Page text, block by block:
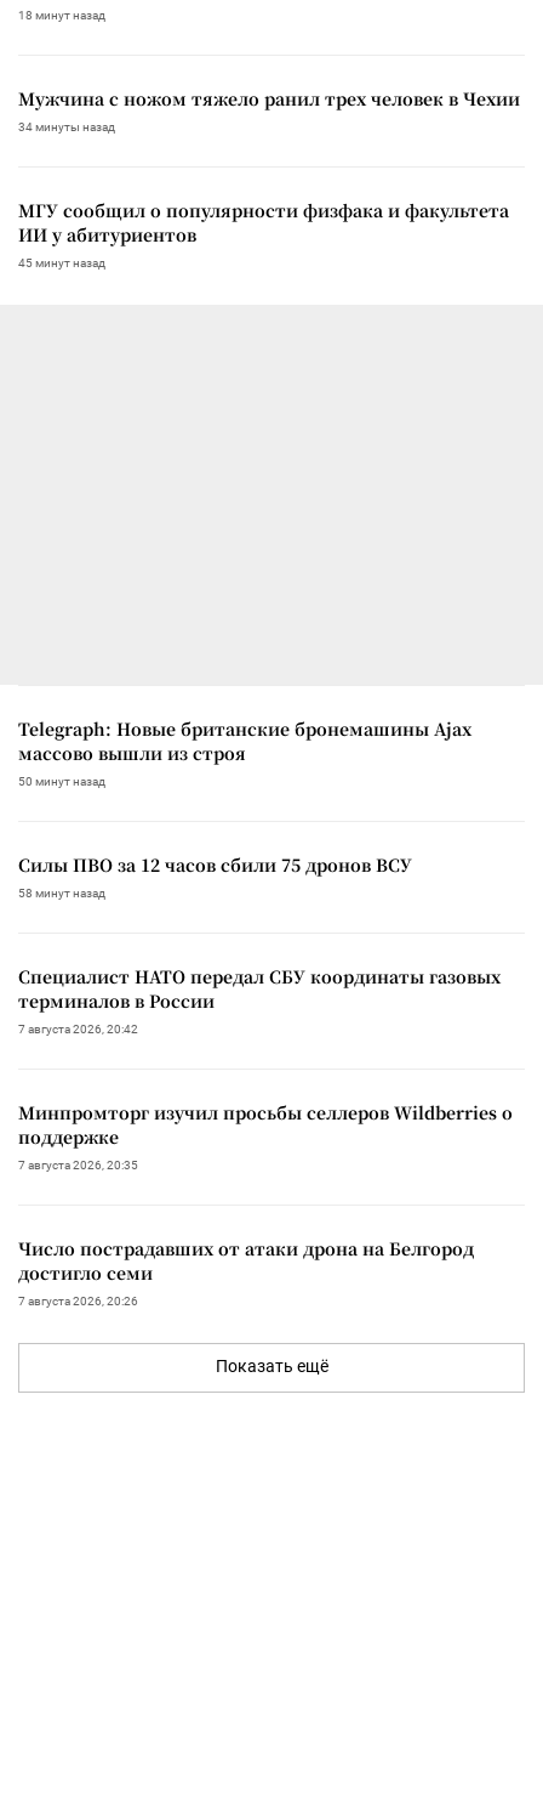
18 минут назад
Мужчина с ножом тяжело ранил трех человек в Чехии
34 минуты назад
МГУ сообщил о популярности физфака и факультета
ИИ у абитуриентов
45 минут назад
Telegraph: Новые британские бронемашины Ajax
массово вышли из строя
50 минут назад
Силы ПВО за 12 часов сбили 75 дронов ВСУ
58 минут назад
Специалист НАТО передал СБУ координаты газовых
терминалов в России
7 августа 2026, 20:42
Минпромторг изучил просьбы селлеров Wildberries о
поддержке
7 августа 2026, 20:35
Число пострадавших от атаки дрона на Белгород
достигло семи
7 августа 2026, 20:26
Показать ещё